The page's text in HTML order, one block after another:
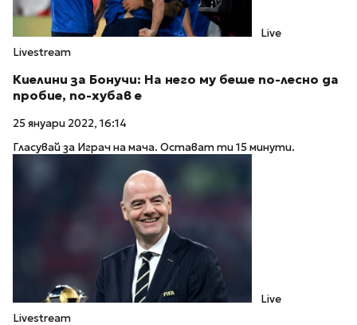
Live
Livestream
Киелини за Бонучи: На него му беше по-лесно да
пробие, по-хубав е
25 януари 2022, 16:14
Гласувай за Играч на мача. Остават ти 15 минути.
Live
Livestream